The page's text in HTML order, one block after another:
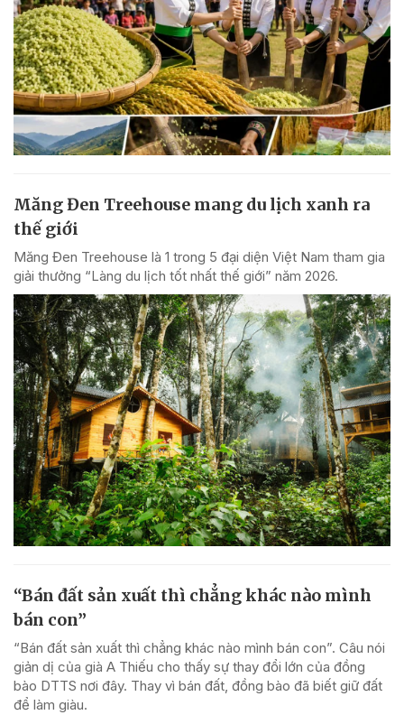
Măng Đen Treehouse mang du lịch xanh ra
thế giới
Măng Đen Treehouse là 1 trong 5 đại diện Việt Nam tham gia
giải thưởng “Làng du lịch tốt nhất thế giới” năm 2026.
“Bán đất sản xuất thì chẳng khác nào mình
bán con”
“Bán đất sản xuất thì chẳng khác nào mình bán con”. Câu nói
giản dị của già A Thiếu cho thấy sự thay đổi lớn của đồng
bào DTTS nơi đây. Thay vì bán đất, đồng bào đã biết giữ đất
để làm giàu.